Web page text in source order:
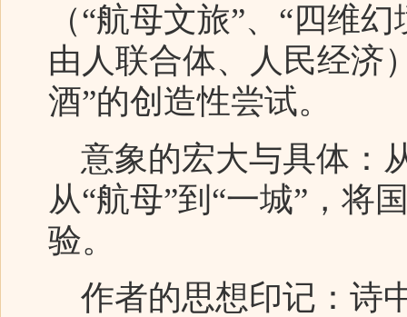
（“航母文旅”、“四维
由人联合体、人民经济
酒”的创造性尝试。
意象的宏大与具体：
从“航母”到“一城”，将
验。
作者的思想印记：诗